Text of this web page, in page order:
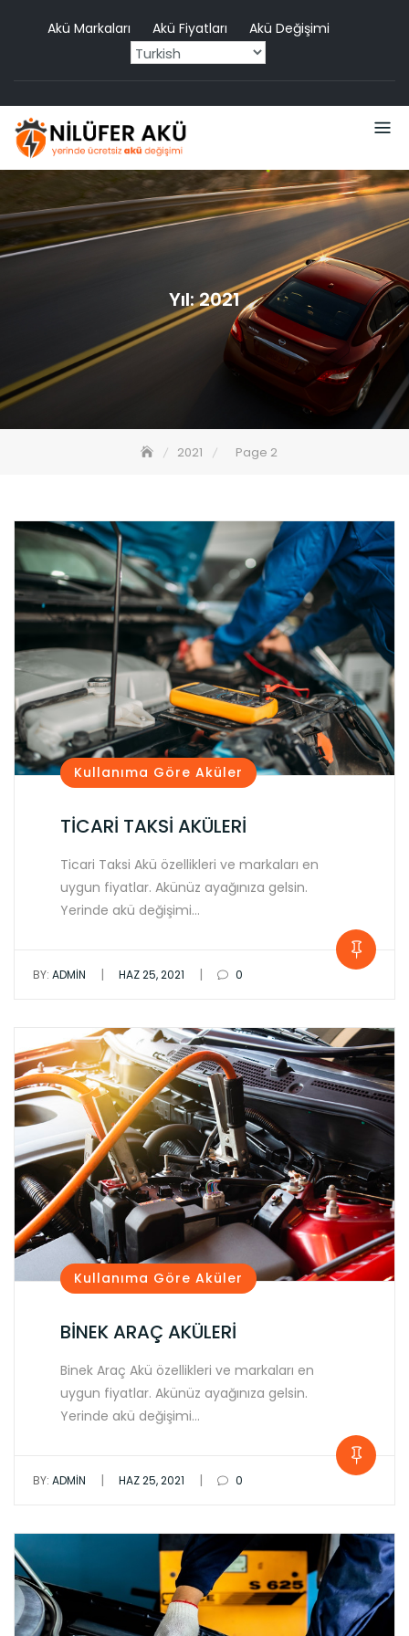
Akü Markaları Akü Fiyatları Akü Değişimi
Yıl:2021
2021 Page 2
Kullanıma Göre Aküler
TİCARİ TAKSİ AKÜLERİ
Ticari Taksi Akü özellikleri ve markaları en
uygun fiyatlar. Akünüz ayağınıza gelsin.
Yerinde akü değişimi…
BY: ADMIN | HAZ 25, 2021 | 0
Kullanıma Göre Aküler
BİNEK ARAÇ AKÜLERİ
Binek Araç Akü özellikleri ve markaları en
uygun fiyatlar. Akünüz ayağınıza gelsin.
Yerinde akü değişimi…
BY: ADMIN | HAZ 25, 2021 | 0